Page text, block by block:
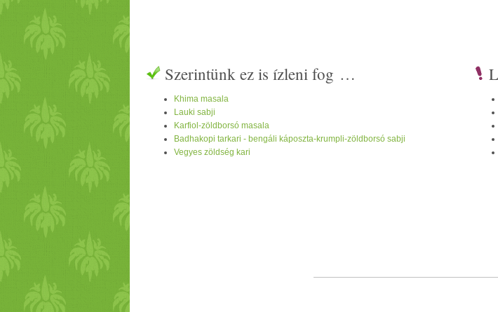
Szerintünk ez is ízleni fog …
Khima masala
Lauki sabji
Karfiol-zöldborsó masala
Badhakopi tarkari - bengáli káposzta-krumpli-zöldborsó sabji
Vegyes zöldség kari